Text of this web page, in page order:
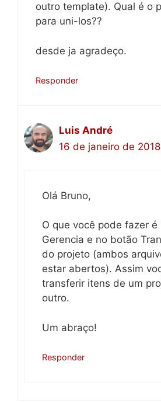
outro template). Qual é o
para uni-los??
desde ja agradeço.
Responder
Luis André
16 de janeiro de
Olá Bruno,
O que você pode fazer é
Gerencia e no botão
do projeto (ambos
estar abertos). Assim
transferir itens de um
outro.
Um abraço!
Responder